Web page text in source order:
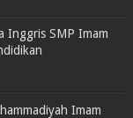
Inggris SMP Imam
Imam